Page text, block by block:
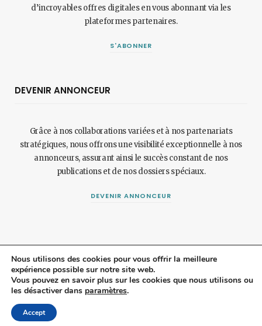
d’incroyables offres digitales en vous abonnant via les
plateformes partenaires.
S'ABONNER
DEVENIR ANNONCEUR
Grâce à nos collaborations variées et à nos partenariats
stratégiques, nous offrons une visibilité exceptionnelle à nos
annonceurs, assurant ainsi le succès constant de nos
publications et de nos dossiers spéciaux.
DEVENIR ANNONCEUR
© 2024 Maisonetjardinmagazine.fr. Mentions légalesetpolitique de
confidentialité
Nous utilisons des cookies pour vous offrir la meilleure
expérience possible sur notre site web.
Vous pouvez en savoir plus sur les cookies que nous utilisons ou
les désactiver dans paramètres.
Accept